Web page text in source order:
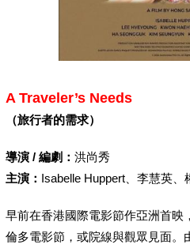
A Traveler’s Needs
（旅行者的需求）
導演 / 編劇： 洪尚秀
主演： Isabelle Huppert、李慧英、
早前在香港國際電影節作亞洲首映
倫多電影節，或院線與觀眾見面。